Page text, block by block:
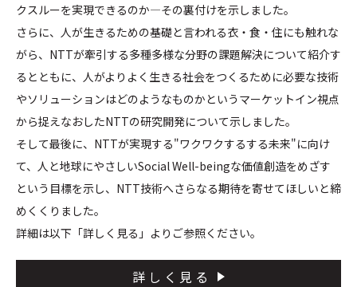
クスルーを実現できるのか—その裏付けを示しました。
さらに、人が生きるための基礎と言われる衣・食・住にも触れな
がら、NTTが牽引する多種多様な分野の課題解決について紹介す
るとともに、人がよりよく生きる社会をつくるために必要な技術
やソリューションはどのようなものかというマーケットイン視点
から捉えなおしたNTTの研究開発について示しました。
そして最後に、NTTが実現する"ワクワクするする未来"に向け
て、人と地球にやさしいSocial Well-beingな価値創造をめざす
という目標を示し、NTT技術へさらなる期待を寄せてほしいと締
めくくりました。
詳細は以下「詳しく見る」よりご参照ください。
詳しく見る